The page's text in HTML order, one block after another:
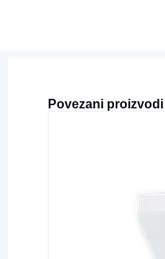
Povezani proizvodi